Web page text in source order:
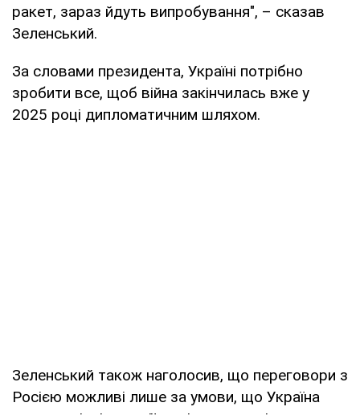
ракет, зараз йдуть випробування", – сказав
Зеленський.
За словами президента, Україні потрібно
зробити все, щоб війна закінчилась вже у
2025 році дипломатичним шляхом.
Зеленський також наголосив, що переговори з
Росією можливі лише за умови, що Україна